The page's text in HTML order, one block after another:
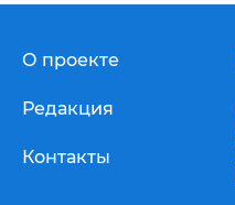
О проекте
Редакция
Контакты